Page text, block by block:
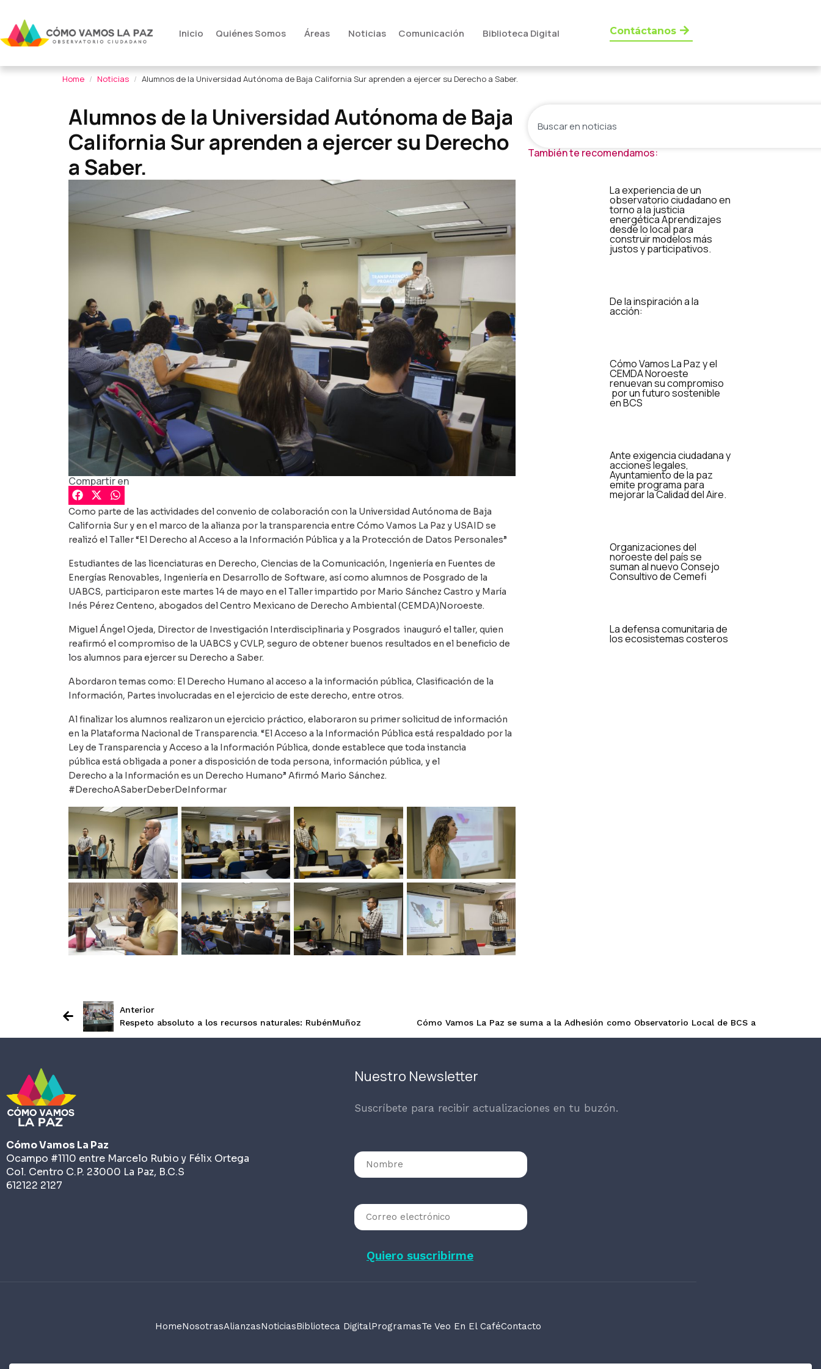
Inicio Quiénes Somos Áreas Noticias Comunicación Biblioteca Digital Contáctanos
Home Noticias Alumnos de la Universidad Autónoma de Baja California Sur aprenden a ejercer su Derecho a Saber.
Alumnos de la Universidad Autónoma de Baja
California Sur aprenden a ejercer su Derecho
a Saber.
Compartir en
Como parte de las actividades del convenio de colaboración con la Universidad Autónoma de Baja
California Sur y en el marco de la alianza por la transparencia entre Cómo Vamos La Paz y USAID se
realizó el Taller “El Derecho al Acceso a la Información Pública y a la Protección de Datos Personales”
Estudiantes de las licenciaturas en Derecho, Ciencias de la Comunicación, Ingeniería en Fuentes de
Energías Renovables, Ingeniería en Desarrollo de Software, así como alumnos de Posgrado de la
UABCS, participaron este martes 14 de mayo en el Taller impartido por Mario Sánchez Castro y María
Inés Pérez Centeno, abogados del Centro Mexicano de Derecho Ambiental (CEMDA)Noroeste.
Miguel Ángel Ojeda, Director de Investigación Interdisciplinaria y Posgrados inauguró el taller, quien
reafirmó el compromiso de la UABCS y CVLP, seguro de obtener buenos resultados en el beneficio de
los alumnos para ejercer su Derecho a Saber.
Abordaron temas como: El Derecho Humano al acceso a la información pública, Clasificación de la
Información, Partes involucradas en el ejercicio de este derecho, entre otros.
Al finalizar los alumnos realizaron un ejercicio práctico, elaboraron su primer solicitud de información
en la Plataforma Nacional de Transparencia. “El Acceso a la Información Pública está respaldado por la
Ley de Transparencia y Acceso a la Información Pública, donde establece que toda instancia
pública está obligada a poner a disposición de toda persona, información pública, y el
Derecho a la Información es un Derecho Humano” Afirmó Mario Sánchez.
#DerechoASaberDeberDeInformar
También te recomendamos:
La experiencia de un
observatorio ciudadano en
torno a la justicia
energética Aprendizajes
desde lo local para
construir modelos más
justos y participativos.
De la inspiración a la
acción:
Cómo Vamos La Paz y el
CEMDA Noroeste
renuevan su compromiso
por un futuro sostenible
en BCS
Ante exigencia ciudadana y
acciones legales,
Ayuntamiento de la paz
emite programa para
mejorar la Calidad del Aire.
Organizaciones del
noroeste del país se
suman al nuevo Consejo
Consultivo de Cemefi
La defensa comunitaria de
los ecosistemas costeros
Anterior
Respeto absoluto a los recursos naturales: RubénMuñoz
Cómo Vamos La Paz se suma a la Adhesión como Observatorio Local de BCS a la Red
Cómo Vamos La Paz
Ocampo #1110 entre Marcelo Rubio y Félix Ortega
Col. Centro C.P. 23000 La Paz, B.C.S
612122 2127
Nuestro Newsletter
Suscríbete para recibir actualizaciones en tu buzón.
HomeNosotrasAlianzasNoticiasBiblioteca DigitalProgramasTe Veo En El CaféContacto